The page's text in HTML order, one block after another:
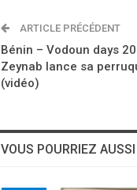
ARTICLE PRÉCÉDENT
Bénin – Vodoun days
Zeynab lance sa
(vidéo)
VOUS POURRIEZ